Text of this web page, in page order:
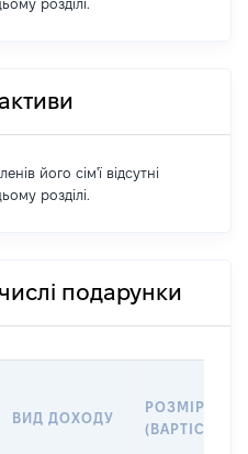
розділі.
його сім'ї відсутні
розділі.
подарунки
ВИД ДОХОДУ
РОЗМІР
(ВАРТІСТЬ)